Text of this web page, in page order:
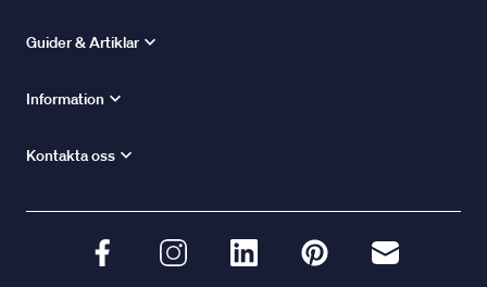
Guider & Artiklar
Information
Kontakta oss